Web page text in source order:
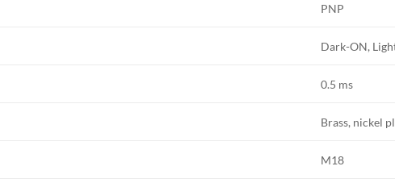
PNP
Dark-ON,
0.5 ms
Brass, nickel
M18